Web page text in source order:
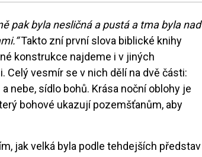
pak byla nesličná a pustá a tma byla nad
Takto zní první slova biblické knihy
konstrukce najdeme i v jiných
vesmír se v nich dělí na dvě části:
nebe, sídlo bohů. Krása noční oblohy je
bohové ukazují pozemšťanům, aby
jak velká byla podle tehdejších představ